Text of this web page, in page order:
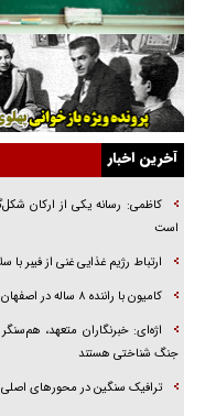
قصه ناتمام سرویس مدارس
آیا مقاومت فلسطین خلع‌سلاح می‌شود؟
الگوی وحدت‌آفرین در ادراک سیاست
گفتگوی دکتر اخوان مدیرمسئول
برنامه تلویزیونی «نبرد هرمز»
فریاد‌ها و ناله‌های دوستان مبارزدلم را
پیاده روی جاماندگان اربعین حسینی در
آخرین اخبار
کاظمی: رسانه یکی از ارکان
است
ارتباط رژیم غذایی غنی از فیبر با
کامیون با راننده ۸ ساله در اصفهان توقیف شد
اژه‌ای: خبرنگاران متعهد،
جنگ شناختی هستند
ترافیک سنگین در محورهای